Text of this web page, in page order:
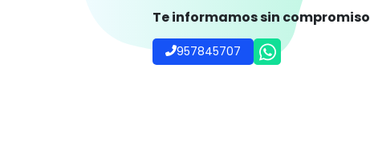
Te informamos sin compromiso
957845707